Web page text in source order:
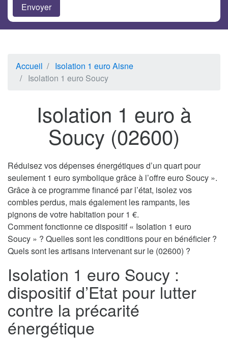
Accueil
Isolation 1 euro Aisne
Isolation 1 euro Soucy
Isolation 1 euro à
Soucy (02600)
Réduisez vos dépenses énergétiques d’un quart pour
seulement 1 euro symbolique grâce à l’offre euro Soucy ».
Grâce à ce programme financé par l’état, isolez vos
combles perdus, mais également les rampants, les
pignons de votre habitation pour 1 €.
Comment fonctionne ce dispositif « Isolation 1 euro
Soucy » ? Quelles sont les conditions pour en bénéficier ?
Quels sont les artisans intervenant sur le (02600) ?
Isolation 1 euro Soucy :
dispositif d’Etat pour lutter
contre la précarité
énergétique